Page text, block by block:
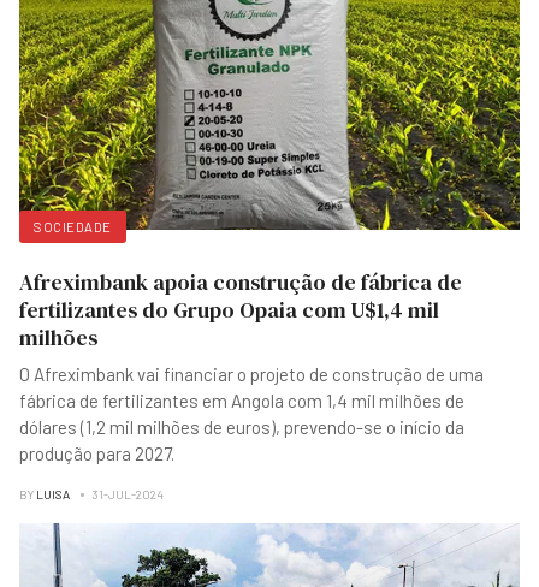
SOCIEDADE
Afreximbank apoia construção de fábrica de
fertilizantes do Grupo Opaia com U$1,4 mil
milhões
O Afreximbank vai financiar o projeto de construção de uma
fábrica de fertilizantes em Angola com 1,4 mil milhões de
dólares (1,2 mil milhões de euros), prevendo-se o início da
produção para 2027.
BY LUISA 31-JUL-2024